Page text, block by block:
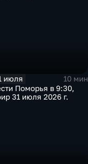
июля
10 мин
Поморья в 9:30,
31 июля 2026 г.